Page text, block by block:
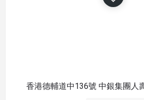
香港德輔道中136號 中銀集團人